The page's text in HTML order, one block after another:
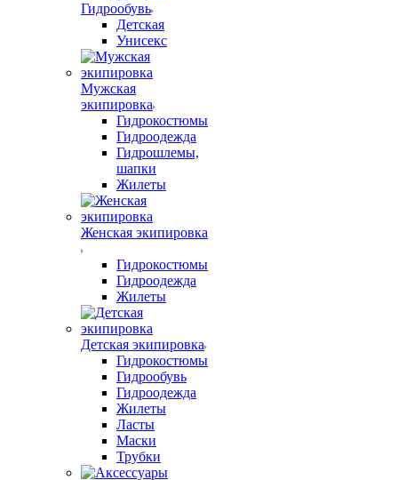
Гидрообувь
Детская
Унисекс
Мужская
экипировка
Гидрокостюмы
Гидроодежда
Гидрошлемы,
шапки
Жилеты
Женская экипировка
Гидрокостюмы
Гидроодежда
Жилеты
Детская экипировка
Гидрокостюмы
Гидрообувь
Гидроодежда
Жилеты
Ласты
Маски
Трубки